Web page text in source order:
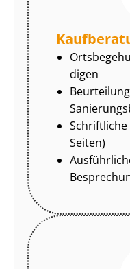
di­gen
Schriftliche
Seiten)